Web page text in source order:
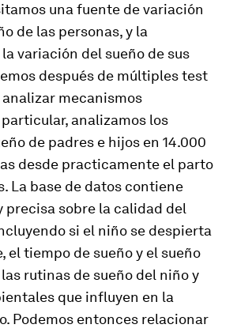
una fuente de variación
de las personas, y la
variación del sueño de sus
después de múltiples test
mecanismos
analizamos los
de padres e hijos en 14.000
desde practicamente el parto
La base de datos contiene
precisa sobre la calidad del
si el niño se despierta
el tiempo de sueño y el sueño
rutinas de sueño del niño y
que influyen en la
Podemos entonces relacionar